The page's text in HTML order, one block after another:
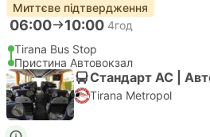
Миттєве підтвердження
06:00 10:00 4год
Tirana Bus Stop
Пристина Автовокзал
Стандарт АС |
Tirana Metropol